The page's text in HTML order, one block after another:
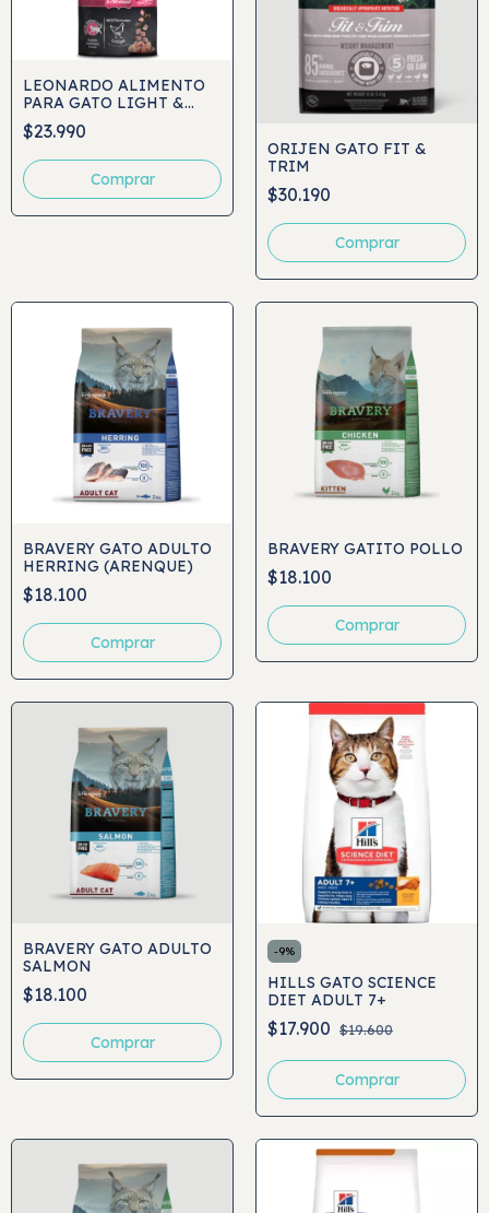
LEONARDO ALIMENTO
PARA GATO LIGHT &
STERILIZED
$23.990
Comprar
ORIJEN GATO FIT &
TRIM
$30.190
Comprar
BRAVERY GATO ADULTO
HERRING (ARENQUE)
$18.100
Comprar
BRAVERY GATITO POLLO
$18.100
Comprar
BRAVERY GATO ADULTO
SALMON
$18.100
Comprar
-9%
HILLS GATO SCIENCE
DIET ADULT 7+
$17.900 $19.600
Comprar